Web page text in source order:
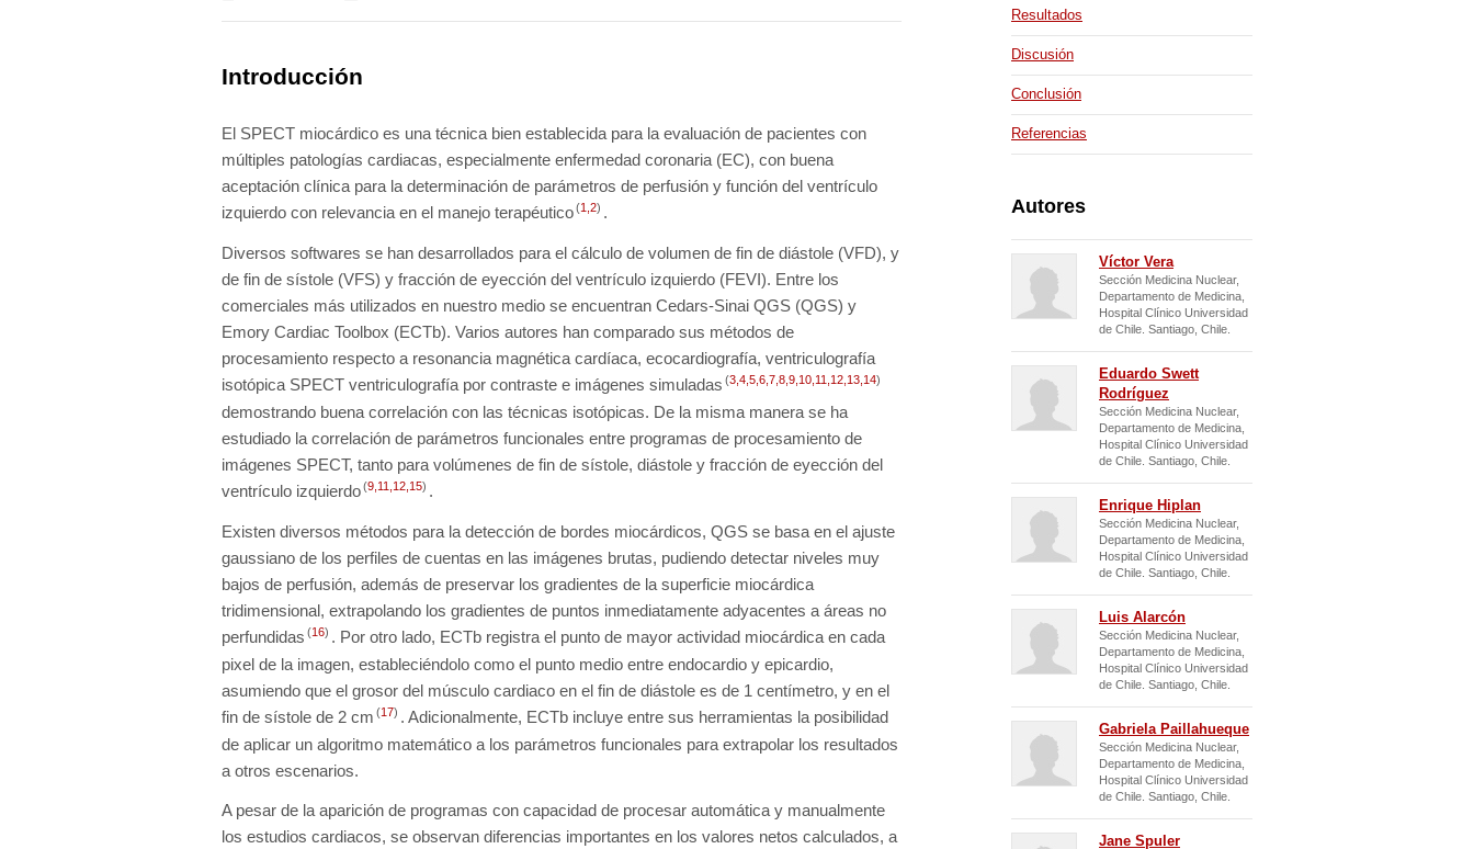
Listado completo
Introducción
El SPECT miocárdico es una técnica bien establecida para la evaluación de pacientes con
múltiples patologías cardiacas, especialmente enfermedad coronaria (EC), con buena
aceptación clínica para la determinación de parámetros de perfusión y función del ventrículo
izquierdo con relevancia en el manejo terapéutico(1 ,2) .
Diversos softwares se han desarrollados para el cálculo de volumen de fin de diástole (VFD), y
de fin de sístole (VFS) y fracción de eyección del ventrículo izquierdo (FEVI). Entre los
comerciales más utilizados en nuestro medio se encuentran Cedars-Sinai QGS (QGS) y
Emory Cardiac Toolbox (ECTb). Varios autores han comparado sus métodos de
procesamiento respecto a resonancia magnética cardíaca, ecocardiografía, ventriculografía
isotópica SPECT ventriculografía por contraste e imágenes simuladas (3 ,4 ,5 ,6 ,7 ,8 ,9 10 11 12 13 14)
demostrando buena correlación con las técnicas isotópicas. De la misma manera se ha
estudiado la correlación de parámetros funcionales entre programas de procesamiento de
imágenes SPECT, tanto para volúmenes de fin de sístole, diástole y fracción de eyección del
ventrículo izquierdo(9 11 12 15) .
Existen diversos métodos para la detección de bordes miocárdicos, QGS se basa en el ajuste
gaussiano de los perfiles de cuentas en las imágenes brutas, pudiendo detectar niveles muy
bajos de perfusión, además de preservar los gradientes de la superficie miocárdica
tridimensional, extrapolando los gradientes de puntos inmediatamente adyacentes a áreas no
perfundidas (16) . Por otro lado, ECTb registra el punto de mayor actividad miocárdica en cada
pixel de la imagen, estableciéndolo como el punto medio entre endocardio y epicardio,
asumiendo que el grosor del músculo cardiaco en el fin de diástole es de 1 centímetro, y en el
fin de sístole de 2 cm (17) . Adicionalmente, ECTb incluye entre sus herramientas la posibilidad
de aplicar un algoritmo matemático a los parámetros funcionales para extrapolar los resultados
a otros escenarios.
A pesar de la aparición de programas con capacidad de procesar automática y manualmente
los estudios cardiacos, se observan diferencias importantes en los valores netos calculados, a
Resultados
Discusión
Conclusión
Referencias
Autores
Víctor Vera
Sección Medicina Nuclear,
Departamento de Medicina,
Hospital Clínico Universidad
de Chile. Santiago, Chile.
Eduardo Swett
Rodríguez
Sección Medicina Nuclear,
Departamento de Medicina,
Hospital Clínico Universidad
de Chile. Santiago, Chile.
Enrique Hiplan
Sección Medicina Nuclear,
Departamento de Medicina,
Hospital Clínico Universidad
de Chile. Santiago, Chile.
Luis Alarcón
Sección Medicina Nuclear,
Departamento de Medicina,
Hospital Clínico Universidad
de Chile. Santiago, Chile.
Gabriela Paillahueque
Sección Medicina Nuclear,
Departamento de Medicina,
Hospital Clínico Universidad
de Chile. Santiago, Chile.
Jane Spuler